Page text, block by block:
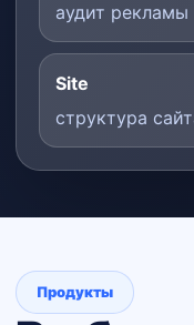
аудит
Site
структура
Продукты